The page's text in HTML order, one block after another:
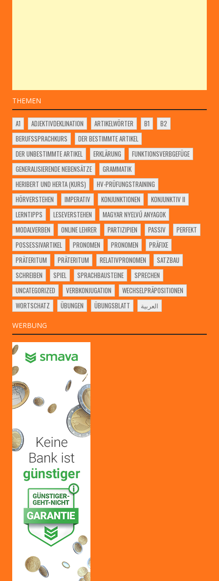
THEMEN
A1 ADJEKTIVDEKLINATION ARTIKELWÖRTER B1
B2
BERUFSSPRACHKURS
DER BESTIMMTE ARTIKEL
DER UNBESTIMMTE ARTIKEL
ERKLÄRUNG
FUNKTIONSVERBGEFÜGE
GENERALISIERENDE NEBENSÄTZE
GRAMMATIK
HERIBERT UND HERTA (KURS)
HV-PRÜFUNGSTRAINING
HÖRVERSTEHEN
IMPERATIV KONJUNKTIONEN
KONJUNKTIV II
LERNTIPPS
LESEVERSTEHEN
MAGYAR NYELVŰ ANYAGOK
MODALVERBEN
ONLINE LEHRER PARTIZIPIEN PASSIV
PERFEKT
POSSESSIVARTIKEL
PRONOMEN PRONOMEN
PRÄFIXE
PRÄTERITUM
PRÄTERITUM RELATIVPRONOMEN
SATZBAU
SCHREIBEN
SPIEL SPRACHBAUSTEINE
SPRECHEN
UNCATEGORIZED
VERBKONJUGATION
WECHSELPRÄPOSITIONEN
WORTSCHATZ
ÜBUNGEN ÜBUNGSBLATT العربية
WERBUNG